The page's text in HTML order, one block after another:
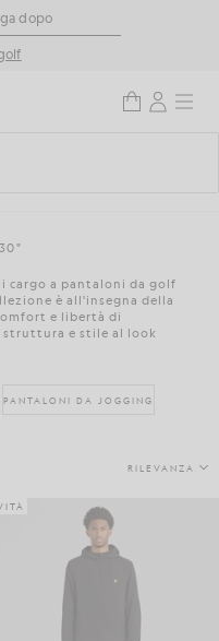
dopo
"
cargo a pantaloni da golf
è all'insegna della
e libertà di
struttura e stile al look
PANTALONI DA JOGGING
RILEVANZA